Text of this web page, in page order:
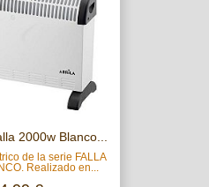
2000w Blanco...
de la serie FALLA
Realizado en...